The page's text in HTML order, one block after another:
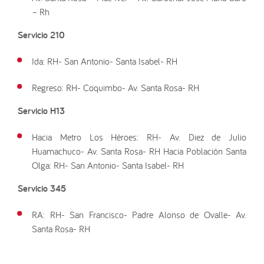
– Rh
Servicio 210
Ida: RH- San Antonio- Santa Isabel- RH
Regreso: RH- Coquimbo- Av. Santa Rosa- RH
Servicio H13
Hacia Metro Los Héroes: RH- Av. Diez de Julio
Huamachuco- Av. Santa Rosa- RH Hacia Población Santa
Olga: RH- San Antonio- Santa Isabel- RH
Servicio 345
RA: RH- San Francisco- Padre Alonso de Ovalle- Av.
Santa Rosa- RH